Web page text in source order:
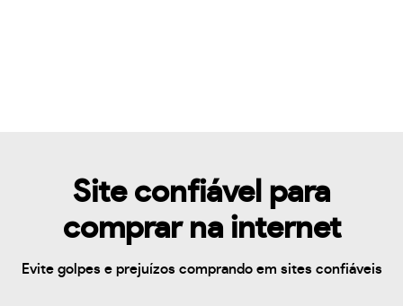
Site confiável para
comprar na internet
Evite golpes e prejuízos comprando em sites confiáveis